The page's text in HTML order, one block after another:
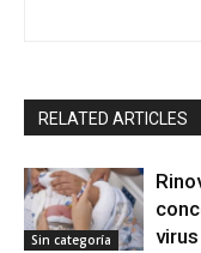
RELATED ARTICLES
Sin categoría